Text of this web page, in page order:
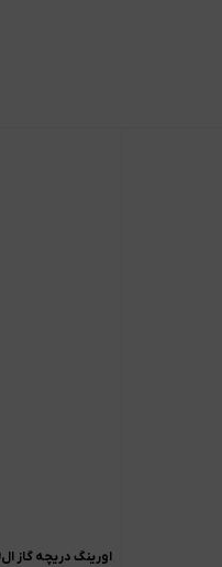
اورینگ دریچه گاز ال90/ ساندرو